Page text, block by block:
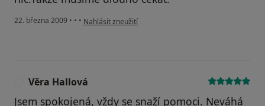
22. března 2009 • • • podle názoru uživatele Pacient
Nahlásit zneužití
Věra Hallová
Jsem spokojená, vždy se snaží pomoci. Neváhá